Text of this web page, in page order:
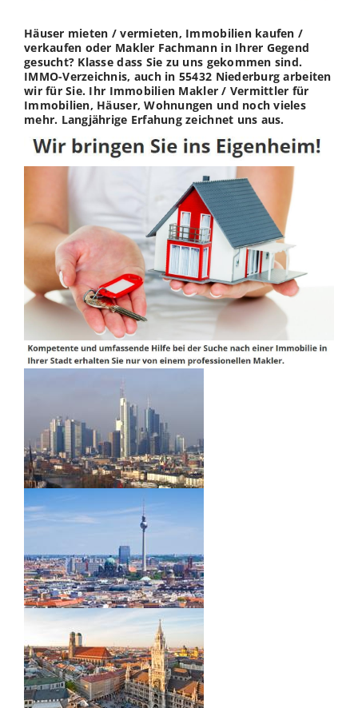
Häuser mieten / vermieten, Immobilien kaufen /
verkaufen oder Makler Fachmann in Ihrer Gegend
gesucht? Klasse dass Sie zu uns gekommen sind.
IMMO-Verzeichnis, auch in 55432 Niederburg arbeiten
wir für Sie. Ihr Immobilien Makler / Vermittler für
Immobilien, Häuser, Wohnungen und noch vieles
mehr. Langjährige Erfahung zeichnet uns aus.